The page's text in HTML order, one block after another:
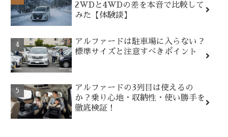
2WDと4WDの差を本音で比較して
みた【体験談】
アルファードは駐車場に入らない？
標準サイズと注意すべきポイント
アルファードの3列目は使えるの
か？乗り心地・収納性・使い勝手を
徹底検証！